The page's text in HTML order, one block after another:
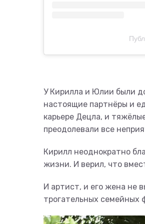
У Кирилла и Юлии были
настоящие партнёры и
карьере Децла, и
преодолевали все
Кирилл неоднократно
жизни. И верил, что
И артист, и его жена не
трогательных семейных